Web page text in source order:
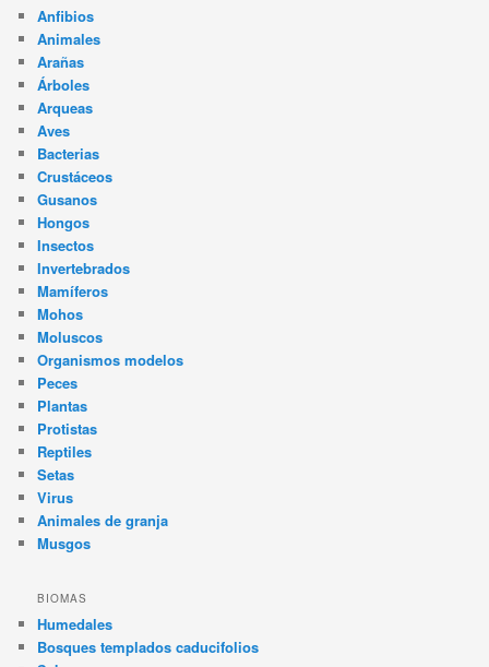
Anfibios
Animales
Arañas
Árboles
Arqueas
Aves
Bacterias
Crustáceos
Gusanos
Hongos
Insectos
Invertebrados
Mamíferos
Mohos
Moluscos
Organismos modelos
Peces
Plantas
Protistas
Reptiles
Setas
Virus
Animales de granja
Musgos
BIOMAS
Humedales
Bosques templados caducifolios